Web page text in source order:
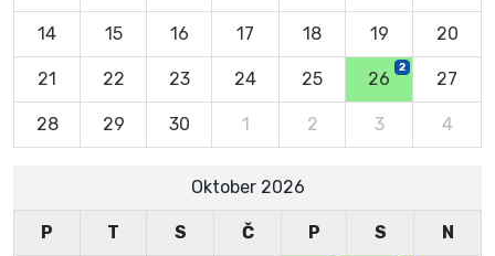
14 15 16 17 18 19 20
21 22 23 24 25 26
2
27
28 29 30 1 2 3 4
Oktober 2026
P T S Č P S N